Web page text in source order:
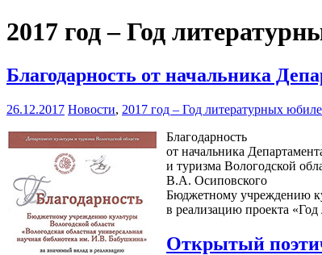
2017 год – Год
Благодарность от начальника
26.12.2017 Новости, 2017 год – Год литературных
Благодарность
от начальника
и туризма Вологодской
В.А. Осиповского
Бюджетному учреждению
в реализацию проекта
Открытый